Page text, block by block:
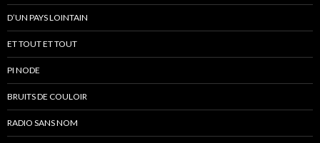
D’UN PAYS LOINTAIN
ET TOUT ET TOUT
PI NODE
BRUITS DE COULOIR
RADIO SANS NOM